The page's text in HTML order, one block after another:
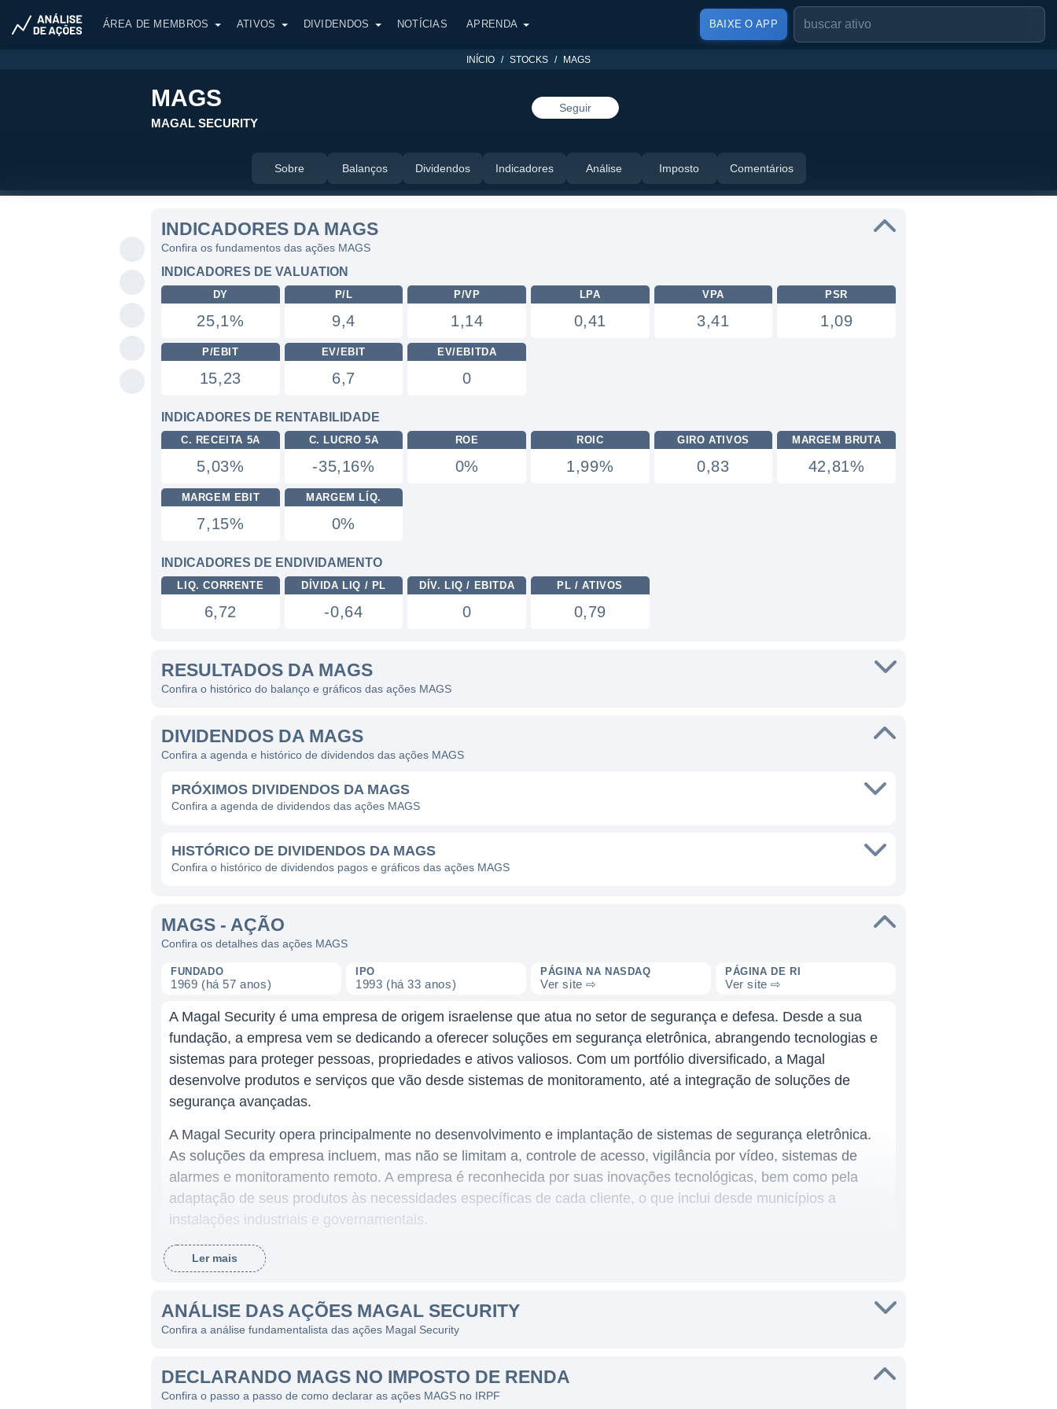
ÁREA DE MEMBROS ATIVOS DIVIDENDOS NOTÍCIAS APRENDA BAIXE O APP
INÍCIO STOCKS MAGS
MAGS
MAGAL SECURITY
Seguir
Sobre Balanços Dividendos Indicadores Análise Imposto Comentários
INDICADORES DA MAGS
Confira os fundamentos das ações MAGS
INDICADORES DE VALUATION
DY
25,1%
P/L
9,4
P/VP
1,14
LPA
0,41
VPA
3,41
PSR
1,09
P/EBIT
15,23
EV/EBIT
6,7
EV/EBITDA
0
INDICADORES DE RENTABILIDADE
C. RECEITA 5A
5,03%
C. LUCRO 5A
-35,16%
ROE
0%
ROIC
1,99%
GIRO ATIVOS
0,83
MARGEM BRUTA
42,81%
MARGEM EBIT
7,15%
MARGEM LÍQ.
0%
INDICADORES DE ENDIVIDAMENTO
LIQ. CORRENTE
6,72
DÍVIDA LIQ / PL
-0,64
DÍV. LIQ / EBITDA
0
PL / ATIVOS
0,79
RESULTADOS DA MAGS
Confira o histórico do balanço e gráficos das ações MAGS
DIVIDENDOS DA MAGS
Confira a agenda e histórico de dividendos das ações MAGS
PRÓXIMOS DIVIDENDOS DA MAGS
Confira a agenda de dividendos das ações MAGS
HISTÓRICO DE DIVIDENDOS DA MAGS
Confira o histórico de dividendos pagos e gráficos das ações MAGS
MAGS - AÇÃO
Confira os detalhes das ações MAGS
FUNDADO
1969 (há 57 anos)
IPO
1993 (há 33 anos)
PÁGINA NA NASDAQ
Ver site ⇨
PÁGINA DE RI
Ver site ⇨
A Magal Security é uma empresa de origem israelense que atua no setor de segurança e defesa. Desde a sua
fundação, a empresa vem se dedicando a oferecer soluções em segurança eletrônica, abrangendo tecnologias e
sistemas para proteger pessoas, propriedades e ativos valiosos. Com um portfólio diversificado, a Magal
desenvolve produtos e serviços que vão desde sistemas de monitoramento, até a integração de soluções de
segurança avançadas.
A Magal Security opera principalmente no desenvolvimento e implantação de sistemas de segurança eletrônica.
As soluções da empresa incluem, mas não se limitam a, controle de acesso, vigilância por vídeo, sistemas de
alarmes e monitoramento remoto. A empresa é reconhecida por suas inovações tecnológicas, bem como pela
adaptação de seus produtos às necessidades específicas de cada cliente, o que inclui desde municípios a
instalações industriais e governamentais.
ATUAÇÃO DA MAGAL SECURITY
O setor de segurança é um campo em crescimento, impulsionado por uma crescente preocupação com a
segurança em nível global. A Magal Security destaca-se nesse mercado ao oferecer produtos que combinam
inovação tecnológica e eficiência. A empresa atende a uma variedade de segmentos, incluindo infraestrutura
capacidade de adaptação a novos desafios do setor.
Ler mais
ANÁLISE DAS AÇÕES MAGAL SECURITY
Confira a análise fundamentalista das ações Magal Security
DECLARANDO MAGS NO IMPOSTO DE RENDA
Confira o passo a passo de como declarar as ações MAGS no IRPF